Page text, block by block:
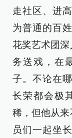
走社区、进
为普通的百
花奖艺术团深
务送戏，在
子。不论在
长荣都会极
稀，但他从来
员们一起坐